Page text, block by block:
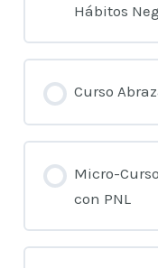
Hábitos
Curso
Micro-
con PNL